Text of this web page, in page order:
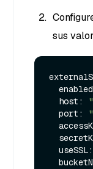
sus
  host:
  port: